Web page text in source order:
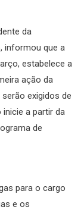
da
informou que a
estabelece a
ação da
exigidos de
a partir da
de
para o cargo
e os